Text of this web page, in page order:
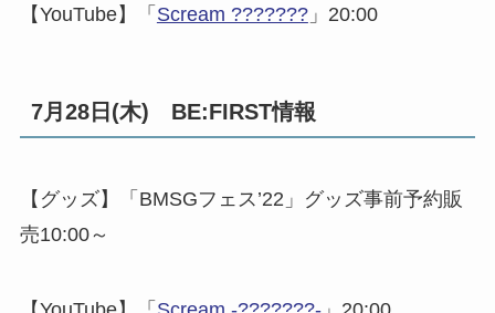
【YouTube】「 Scream ???????」20:00
7月28日(木) BE:FIRST情報
【グッズ】「BMSGフェス’22」グッズ事前予約販
売10:00～